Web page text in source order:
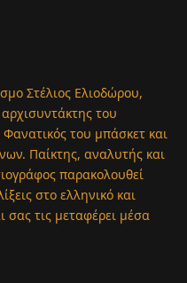
Στέλιος Ελιοδώρου,
αρχισυντάκτης του
του μπάσκετ και
Παίκτης, αναλυτής και
παρακολουθεί
στο ελληνικό και
σας τις μεταφέρει μέσα